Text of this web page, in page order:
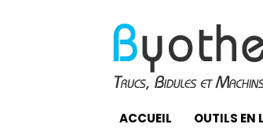
ACCUEIL OUTILS EN